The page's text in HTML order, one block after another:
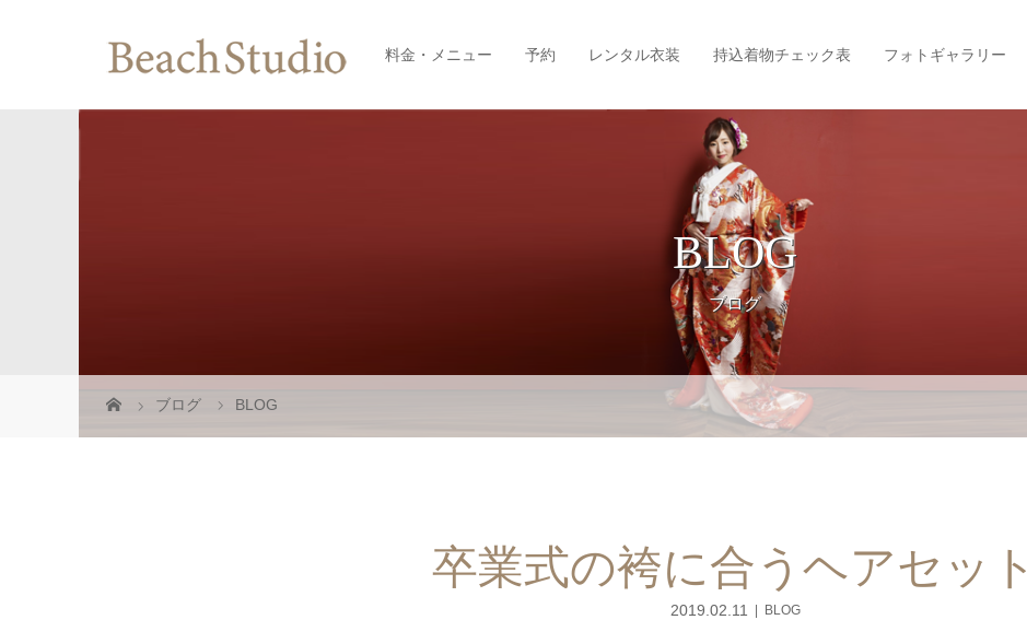
料金・メニュー 予約 レンタル衣装 持込着物チェック表 フォトギャラリー
BLOG
ブログ
ブログ BLOG
卒業式の袴に合うヘアセット
2019.02.11 BLOG